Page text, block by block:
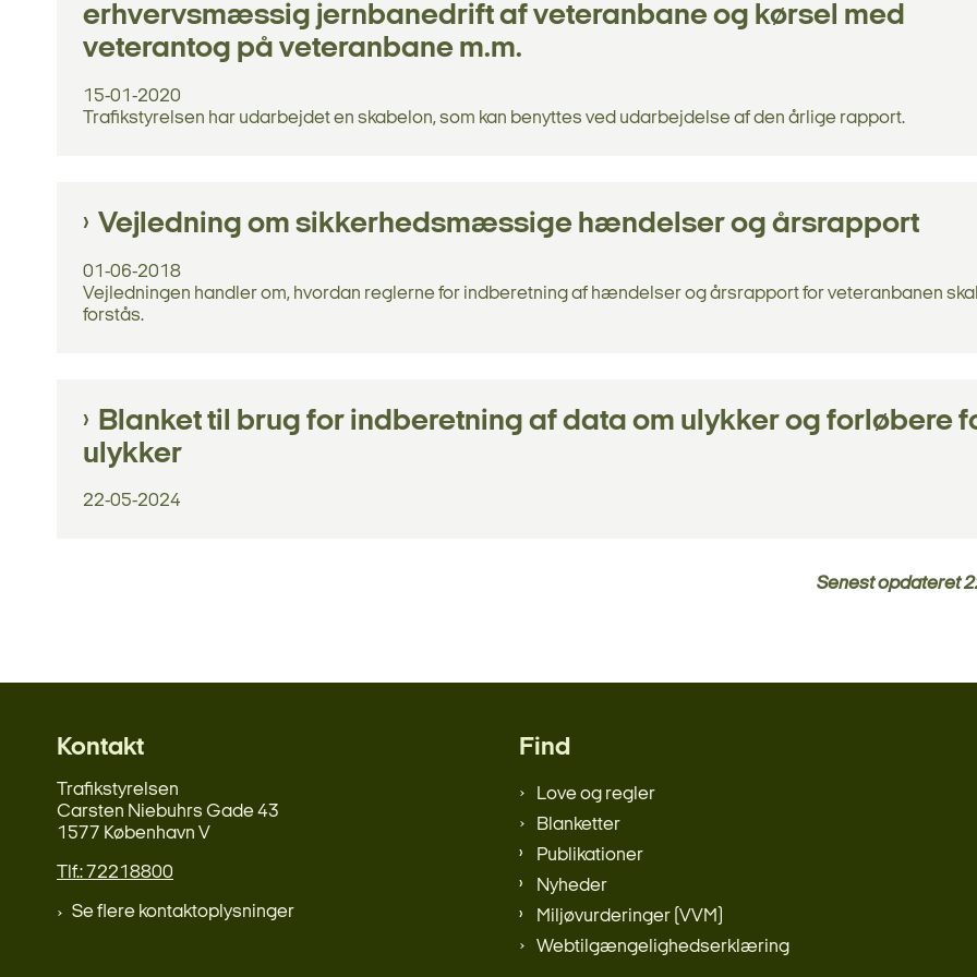
erhvervsmæssig jernbanedrift af veteranbane og kørsel med
veterantog på veteranbane m.m.
15-01-2020
Trafikstyrelsen har udarbejdet en skabelon, som kan benyttes ved udarbejdelse af den årlige rapport.
Vejledning om sikkerhedsmæssige hændelser og årsrapport
01-06-2018
Vejledningen handler om, hvordan reglerne for indberetning af hændelser og årsrapport for veteranbanen
forstås.
Blanket til brug for indberetning af data om ulykker og forløbere
ulykker
22-05-2024
Senest opdateret
Kontakt
Trafikstyrelsen
Carsten Niebuhrs Gade 43
1577 København V
Tlf.: 72218800
Se flere kontaktoplysninger
Find
Love og regler
Blanketter
Publikationer
Nyheder
Miljøvurderinger (VVM)
Webtilgængelighedserklæring